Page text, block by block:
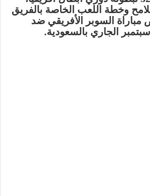
وخطة اللعب الخاصة بالفريق
مباراة السوبر الأفريقي ضد